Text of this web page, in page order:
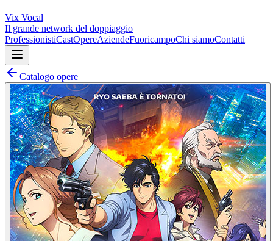
Vix Vocal
Il grande network del doppiaggio
ProfessionistiCastOpereAziendeFuoricampoChi siamoContatti
Catalogo opere